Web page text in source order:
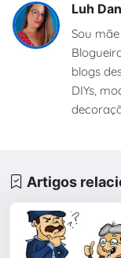
Luh
Sou
blogs
DIYs,
Artigos